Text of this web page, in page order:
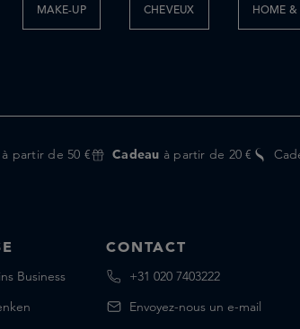
MAKE-UP CHEVEUX HOME &
à partir de 50 € Cadeau à partir de 20 €
Business
CONTACT
+31 020 7403222
Envoyez-nous un e-mail